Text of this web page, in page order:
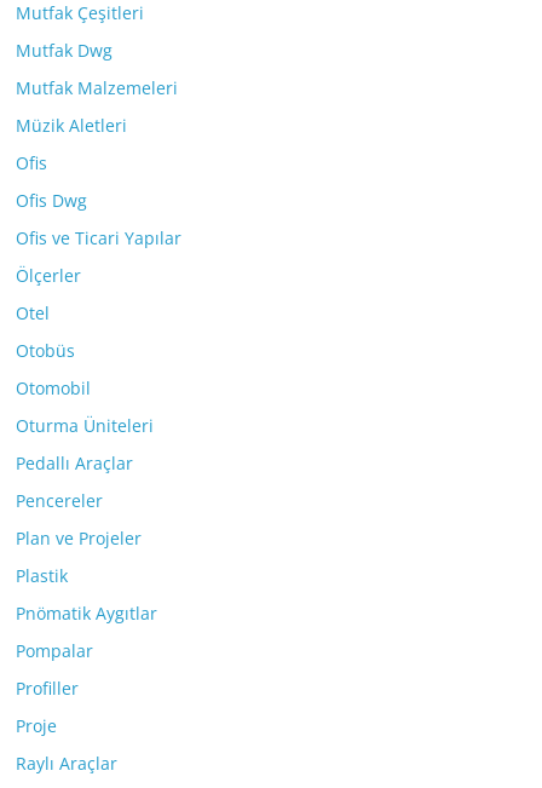
Mutfak Çeşitleri
Mutfak Dwg
Mutfak Malzemeleri
Müzik Aletleri
Ofis
Ofis Dwg
Ofis ve Ticari Yapılar
Ölçerler
Otel
Otobüs
Otomobil
Oturma Üniteleri
Pedallı Araçlar
Pencereler
Plan ve Projeler
Plastik
Pnömatik Aygıtlar
Pompalar
Profiller
Proje
Raylı Araçlar